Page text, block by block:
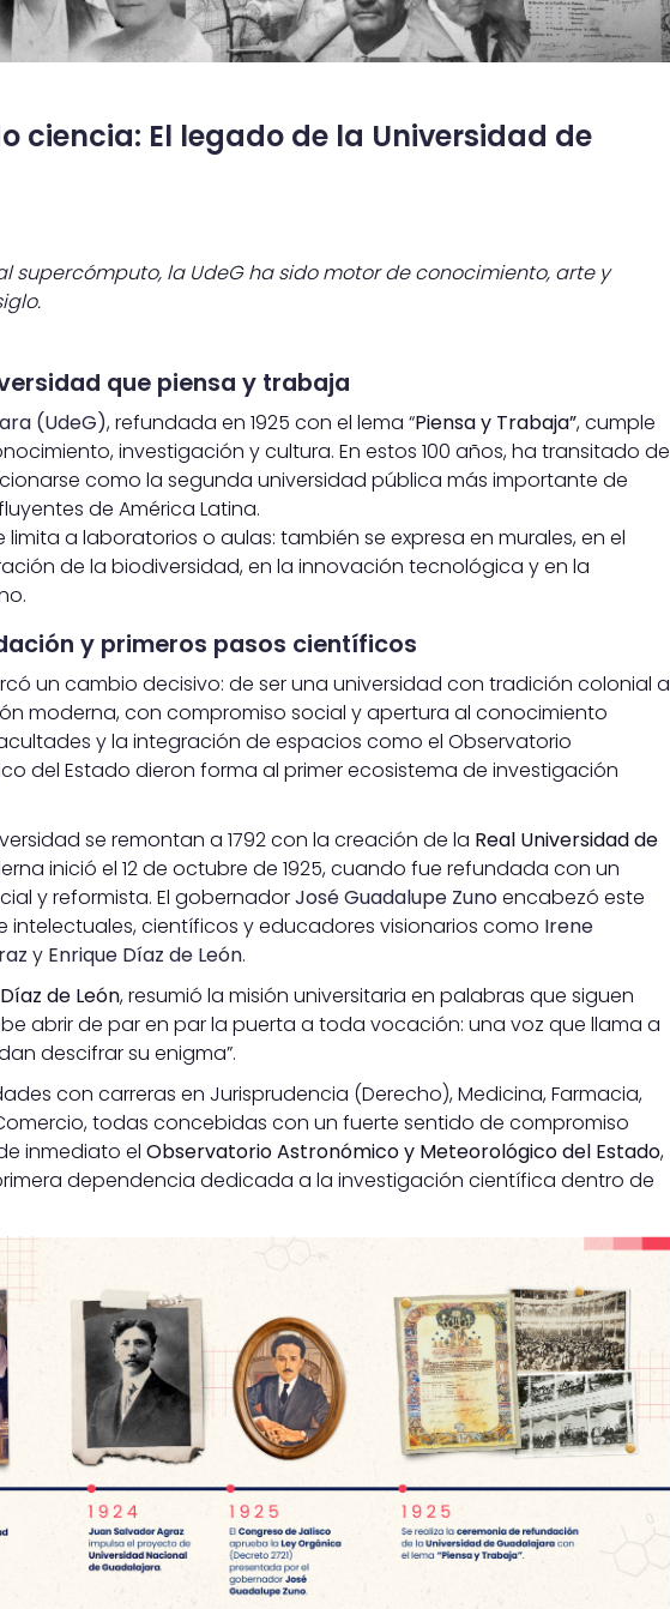
ciencia: El legado de la Universidad de
supercómputo, la UdeG ha sido motor de conocimiento, arte y
que piensa y trabaja
(UdeG), refundada en 1925 con el lema “Piensa y Trabaja”, cumple
investigación y cultura. En estos 100 años, ha transitado de
como la segunda universidad pública más importante de
de América Latina.
limita a laboratorios o aulas: también se expresa en murales, en el
de la biodiversidad, en la innovación tecnológica y en la
y primeros pasos científicos
un cambio decisivo: de ser una universidad con tradición colonial a
moderna, con compromiso social y apertura al conocimiento
y la integración de espacios como el Observatorio
del Estado dieron forma al primer ecosistema de investigación
se remontan a 1792 con la creación de la Real Universidad de
inició el 12 de octubre de 1925, cuando fue refundada con un
y reformista. El gobernadorJosé Guadalupe Zunoencabezó este
científicos y educadores visionarios como Irene
y Enrique Díaz de León.
de León, resumió la misión universitaria en palabras que siguen
abrir de par en par la puerta a toda vocación: una voz que llama a
descifrar su enigma”.
con carreras en Jurisprudencia (Derecho), Medicina, Farmacia,
todas concebidas con un fuerte sentido de compromiso
inmediato el Observatorio Astronómico y Meteorológico del Estado,
dependencia dedicada a la investigación científica dentro de